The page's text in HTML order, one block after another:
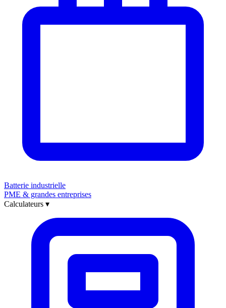
Batterie industrielle
PME & grandes entreprises
Calculateurs ▾